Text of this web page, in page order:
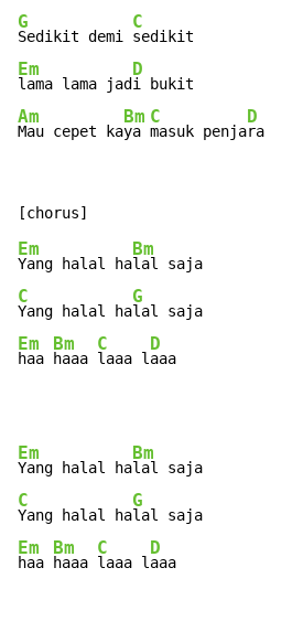
G
Sedikit demi
C
Em
lama lama jad
D
Am
Mau cepet ka
Bm
ya
C
masuk penja
D
ra
Em
Yang halal ha
Bm
C
Yang halal ha
G
Em
haa
Bm
haaa
C
laaa l
D
aaa
Em
Yang halal ha
Bm
C
Yang halal ha
G
Em
haa
Bm
haaa
C
laaa l
D
aaa